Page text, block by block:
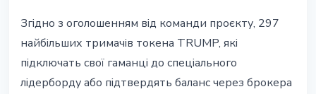
Згідно з оголошенням від команди проєкту, 297
найбільших тримачів токена TRUMP, які
підключать свої гаманці до спеціального
лідерборду або підтвердять баланс через брокера